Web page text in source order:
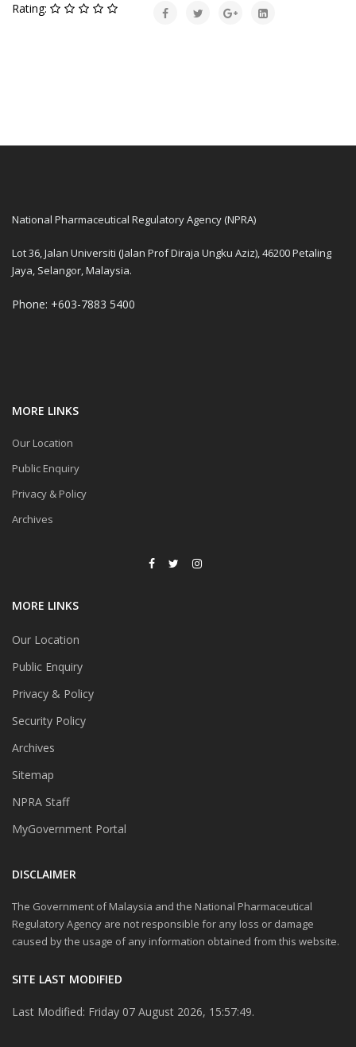
Rating:
National Pharmaceutical Regulatory Agency (NPRA)
Lot 36, Jalan Universiti (Jalan Prof Diraja Ungku Aziz), 46200 Petaling
Jaya, Selangor, Malaysia.
Phone: +603-7883 5400
MORE LINKS
Our Location
Public Enquiry
Privacy & Policy
Archives
MORE LINKS
Our Location
Public Enquiry
Privacy & Policy
Security Policy
Archives
Sitemap
NPRA Staff
MyGovernment Portal
DISCLAIMER
The Government of Malaysia and the National Pharmaceutical
Regulatory Agency are not responsible for any loss or damage
caused by the usage of any information obtained from this website.
SITE LAST MODIFIED
Last Modified: Friday 07 August 2026, 15:57:49.